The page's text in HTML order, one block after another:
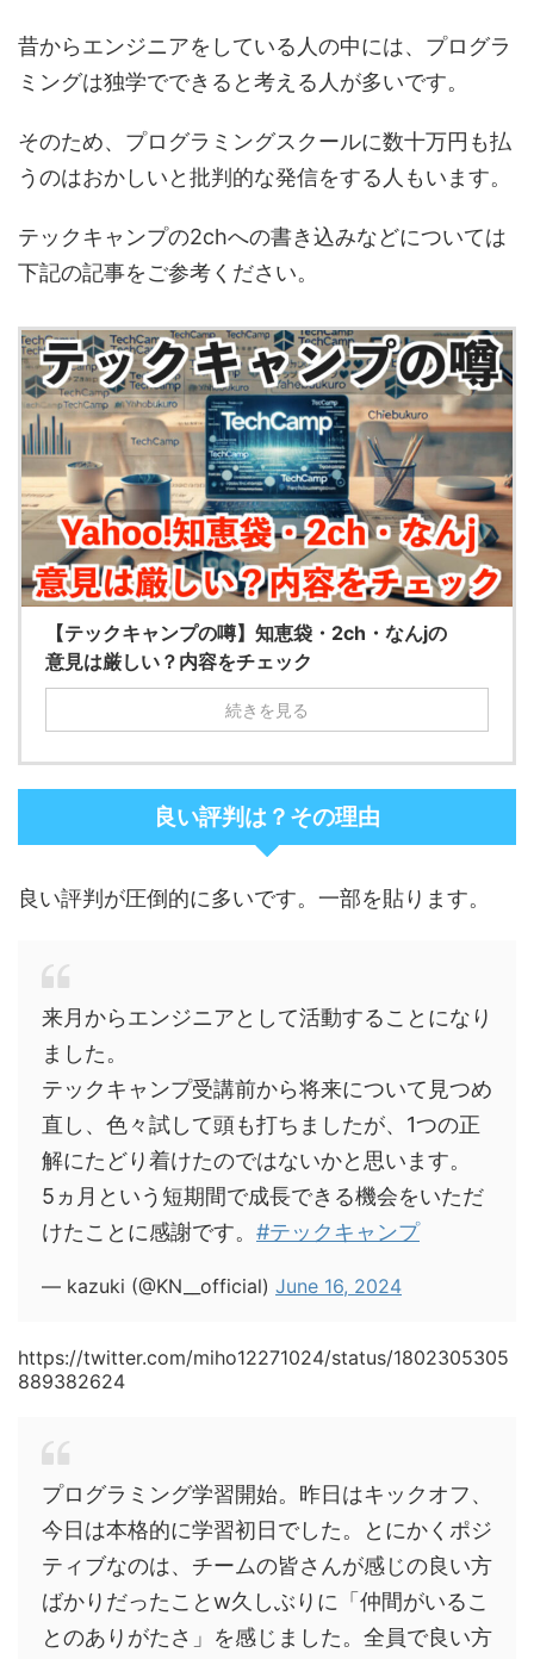
昔からエンジニアをしている人の中には、プログラ
ミングは独学でできると考える人が多いです。
そのため、プログラミングスクールに数十万円も払
うのはおかしいと批判的な発信をする人もいます。
テックキャンプの2chへの書き込みなどについては
下記の記事をご参考ください。
【テックキャンプの噂】知恵袋・2ch・なんjの
意見は厳しい？内容をチェック
続きを見る
良い評判は？その理由
良い評判が圧倒的に多いです。一部を貼ります。
来月からエンジニアとして活動することになり
ました。
テックキャンプ受講前から将来について見つめ
直し、色々試して頭も打ちましたが、1つの正
解にたどり着けたのではないかと思います。
5ヵ月という短期間で成長できる機会をいただ
けたことに感謝です。 #テックキャンプ
— kazuki (@KN__official) June 16, 2024
https://twitter.com/miho12271024/status/1802305305
889382624
プログラミング学習開始。昨日はキックオフ、
今日は本格的に学習初日でした。とにかくポジ
ティブなのは、チームの皆さんが感じの良い方
ばかりだったことw久しぶりに「仲間がいるこ
とのありがたさ」を感じました。全員で良い方